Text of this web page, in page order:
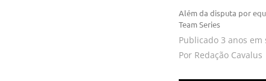
Além da disputa por
Team Series
Publicado 3 anos em
Por Redação Cavalus